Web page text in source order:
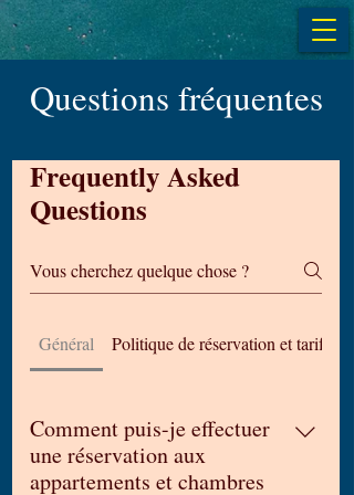
Questions fréquentes
Frequently Asked
Questions
Général Politique de réservation et tarifs
Comment puis-je effectuer
une réservation aux
appartements et chambres